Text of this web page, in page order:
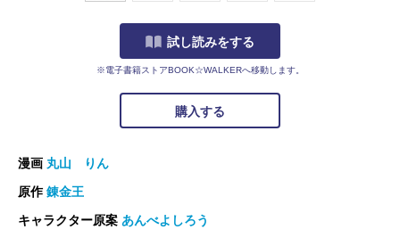
試し読みをする
※電子書籍ストアBOOK☆WALKERへ移動します。
購入する
漫画 丸山 りん
原作錬金王
キャラクター原案 あんべよしろう